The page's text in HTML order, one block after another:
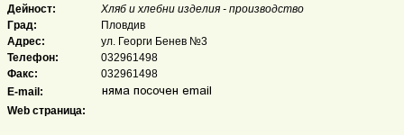
Дейност:
Хляб и хлебни изделия - производство
Град:
Пловдив
Адрес:
ул. Георги Бенев №3
Телефон:
032961498
Факс:
032961498
E-mail:
Web страница: